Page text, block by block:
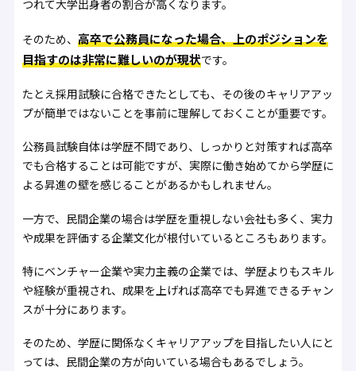
つれて大学出身者の割合が高くなります。
そのため、 高卒で公務員になった場合、上のポジションを
目指すのは非常に難しいのが現状です。
たとえ採用試験に合格できたとしても、その後のキャリアアッ
プが簡単ではないことを事前に理解しておくことが重要です。
公務員試験自体は学歴不問であり、しっかりと対策すれば高卒
でも合格することは可能ですが、実際に働き始めてから学歴に
よる昇進の壁を感じることがあるかもしれません。
一方で、民間企業の場合は学歴を重視しない会社も多く、実力
や成果を評価する企業文化が根付いているところもあります。
特にベンチャー企業や実力主義の企業では、学歴よりもスキル
や経験が重視され、成果を上げれば高卒でも昇進できるチャン
スが十分にあります。
そのため、学歴に関係なくキャリアアップを目指したい人にと
っては、民間企業の方が向いている場合もあるでしょう。